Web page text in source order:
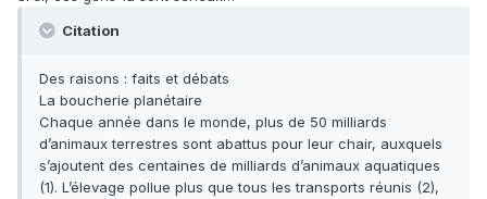
Citation
Des raisons : faits et débats
La boucherie planétaire
Chaque année dans le monde, plus de 50 milliards
d’animaux terrestres sont abattus pour leur chair, auxquels
s’ajoutent des centaines de milliards d’animaux aquatiques
(1). L’élevage pollue plus que tous les transports réunis (2),